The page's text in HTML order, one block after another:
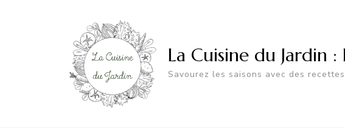
La Cuisine du Jardin
Savourez les saisons avec des